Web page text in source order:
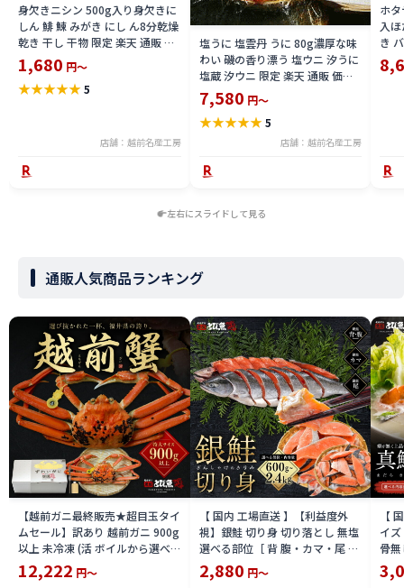
身欠きニシン 500g入り身欠きに
しん 鯡 鰊 みがき にし ん8分乾燥
乾き 干し 干物 限定 楽天 通販 価
格 特価 販売 お土産
1,680 円～
★★★★★5
店舗：越前名産工房
塩うに 塩雲丹 うに 80g濃厚な味
わい 磯の香り漂う 塩ウニ 汐うに
塩蔵 汐ウニ 限定 楽天 通販 価格
特価 販売 お土産
7,580 円～
★★★★★ 5
店舗：越前名産工房
ホ
入
き
冷
加
左右にスライドして見る
通販人気商品ランキング
【越前ガニ最終販売★超目玉タイ
ムセール】訳あり 越前ガニ 900g
以上 未冷凍 (活 ボイルから選べ
る) 福井県産 国産 産地直送 脚折
れ 訳ありカニ 越前がに ズワイガ
12,222 円～
【 国内 工場直送 】【利益度外
視】銀鮭 切り身 切り落とし 無塩
選べる部位［ 背 腹・カマ・尾 ］
600g〜2.4kg 骨取り・骨無し 骨
あり 切り落とし 骨取り・骨無し
2,880 円～
【
イ
骨
(真
ライ